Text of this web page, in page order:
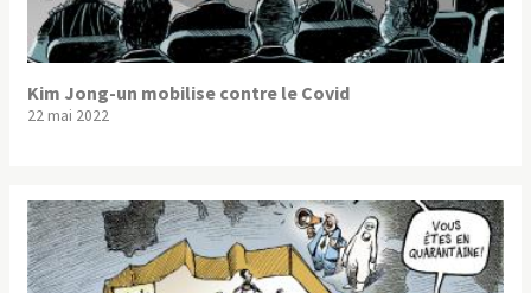
Kim Jong-un mobilise contre le Covid
22 mai 2022